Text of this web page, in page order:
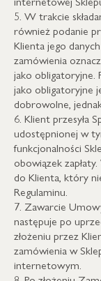
5. W trakcie
również podanie
Klienta jego
zamówienia
jako obligatoryjne.
jako obligatoryjne
dobrowolne,
6. Klient przesyła
udostępnionej w
funkcjonalności
obowiązek
do Klienta, który
Regulaminu.
7. Zawarcie
następuje po
złożeniu przez
zamówienia w
internetowym.